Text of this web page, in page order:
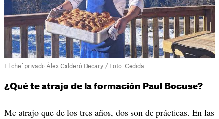
El chef privado Àlex Calderó Decary / Foto: Cedida
¿Qué te atrajo de la formación Paul Bocuse?
Me atrajo que de los tres años, dos son de prácticas. En las